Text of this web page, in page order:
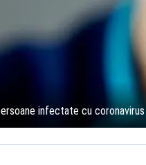
infectate cu